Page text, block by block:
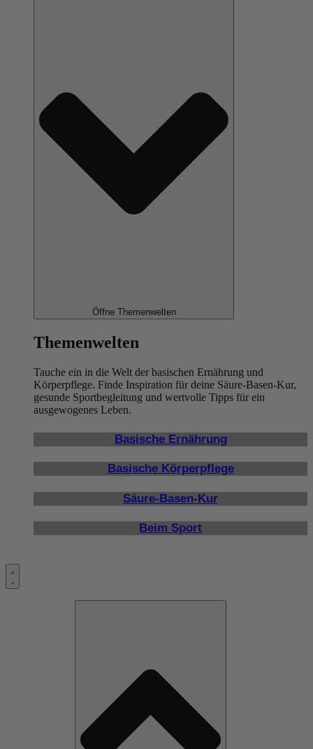
Öffne Themenwelten
Themenwelten
Tauche ein in die Welt der basischen Ernährung und
Körperpflege. Finde Inspiration für deine Säure-Basen-Kur,
gesunde Sportbegleitung und wertvolle Tipps für ein
ausgewogenes Leben.
Basische Ernährung
Basische Körperpflege
Säure-Basen-Kur
Beim Sport